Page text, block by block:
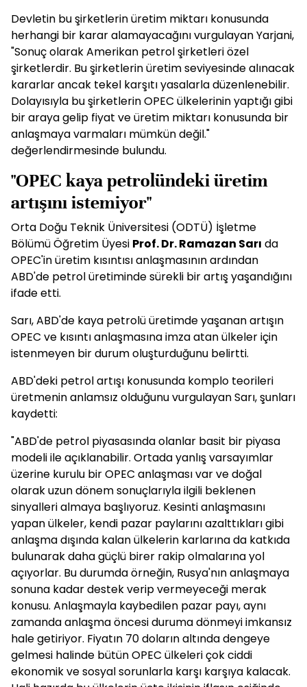
Devletin bu şirketlerin üretim miktarı konusunda
herhangi bir karar alamayacağını vurgulayan Yarjani,
"Sonuç olarak Amerikan petrol şirketleri özel
şirketlerdir. Bu şirketlerin üretim seviyesinde alınacak
kararlar ancak tekel karşıtı yasalarla düzenlenebilir.
Dolayısıyla bu şirketlerin OPEC ülkelerinin yaptığı gibi
bir araya gelip fiyat ve üretim miktarı konusunda bir
anlaşmaya varmaları mümkün değil."
değerlendirmesinde bulundu.
"OPEC kaya petrolündeki üretim
artışını istemiyor"
Orta Doğu Teknik Üniversitesi (ODTÜ) İşletme
Bölümü Öğretim Üyesi Prof. Dr. Ramazan Sarı da
OPEC'in üretim kısıntısı anlaşmasının ardından
ABD'de petrol üretiminde sürekli bir artış yaşandığını
ifade etti.
Sarı, ABD'de kaya petrolü üretimde yaşanan artışın
OPEC ve kısıntı anlaşmasına imza atan ülkeler için
istenmeyen bir durum oluşturduğunu belirtti.
ABD'deki petrol artışı konusunda komplo teorileri
üretmenin anlamsız olduğunu vurgulayan Sarı, şunları
kaydetti:
"ABD'de petrol piyasasında olanlar basit bir piyasa
modeli ile açıklanabilir. Ortada yanlış varsayımlar
üzerine kurulu bir OPEC anlaşması var ve doğal
olarak uzun dönem sonuçlarıyla ilgili beklenen
sinyalleri almaya başlıyoruz. Kesinti anlaşmasını
yapan ülkeler, kendi pazar paylarını azalttıkları gibi
anlaşma dışında kalan ülkelerin karlarına da katkıda
bulunarak daha güçlü birer rakip olmalarına yol
açıyorlar. Bu durumda örneğin, Rusya'nın anlaşmaya
sonuna kadar destek verip vermeyeceği merak
konusu. Anlaşmayla kaybedilen pazar payı, aynı
zamanda anlaşma öncesi duruma dönmeyi imkansız
hale getiriyor. Fiyatın 70 doların altında dengeye
gelmesi halinde bütün OPEC ülkeleri çok ciddi
ekonomik ve sosyal sorunlarla karşı karşıya kalacak.